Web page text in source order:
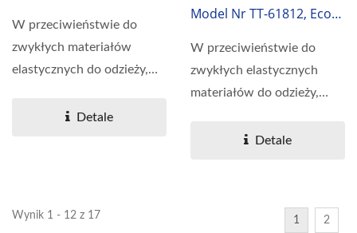
W przeciwieństwie do
zwykłych materiałów
elastycznych do odzieży,
Armortex®...Detale
Model Nr TT-61812, Eco-
W przeciwieństwie do
zwykłych elastycznych
materiałów do odzieży,
ARMORTEX®...
Detale
Wynik 1 - 12 z 17 1 2